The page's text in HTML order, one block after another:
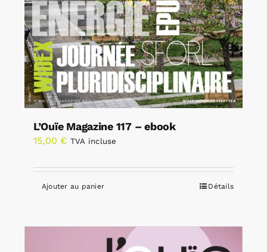
L’Ouïe Magazine 117 – ebook
15,00 € TVA incluse
Ajouter au panier Détails